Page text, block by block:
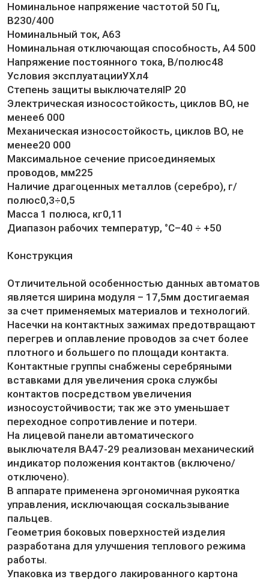
Номинальное напряжение частотой 50 Гц,
В230/400
Номинальный ток, А63
Номинальная отключающая способность, А4 500
Напряжение постоянного тока, В/полюс48
Условия эксплуатацииУХл4
Степень защиты выключателяIP 20
Электрическая износостойкость, циклов ВО, не
менее6 000
Механическая износостойкость, циклов ВО, не
менее20 000
Максимальное сечение присоединяемых
проводов, мм225
Наличие драгоценных металлов (серебро), г/
полюс0,3÷0,5
Масса 1 полюса, кг0,11
Диапазон рабочих температур, °С–40 ÷ +50
Конструкция
Отличительной особенностью данных автоматов
является ширина модуля – 17,5мм достигаемая
за счет применяемых материалов и технологий.
Насечки на контактных зажимах предотвращают
перегрев и оплавление проводов за счет более
плотного и большего по площади контакта.
Контактные группы снабжены серебряными
вставками для увеличения срока службы
контактов посредством увеличения
износоустойчивости; так же это уменьшает
переходное сопротивление и потери.
На лицевой панели автоматического
выключателя ВА47-29 реализован механический
индикатор положения контактов (включено/
отключено).
В аппарате применена эргономичная рукоятка
управления, исключающая соскальзывание
пальцев.
Геометрия боковых поверхностей изделия
разработана для улучшения теплового режима
работы.
Упаковка из твердого лакированного картона